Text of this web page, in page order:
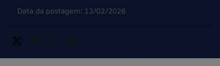
Data da postagem: 13/02/2026